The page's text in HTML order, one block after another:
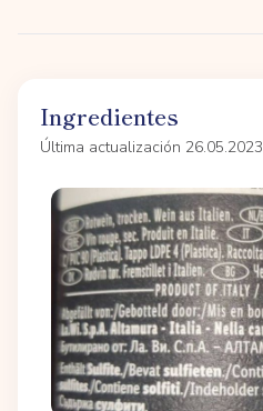
Ingredientes
Última actualización 26.05.2023